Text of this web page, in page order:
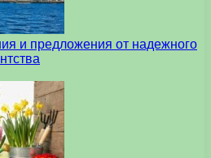
и предложения от надежного